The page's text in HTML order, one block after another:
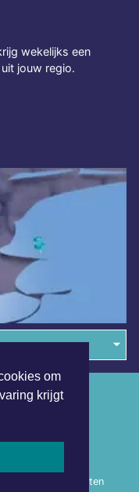
om
krijgt
wekelijks een
jouw regio.
- Alle rechten